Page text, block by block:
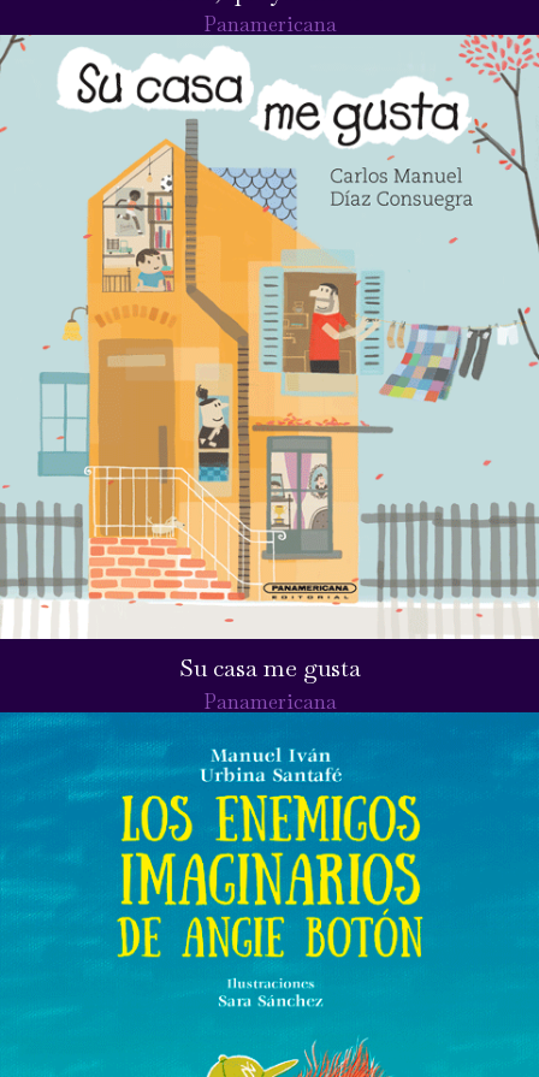
Panamericana
Su casa me gusta
Panamericana